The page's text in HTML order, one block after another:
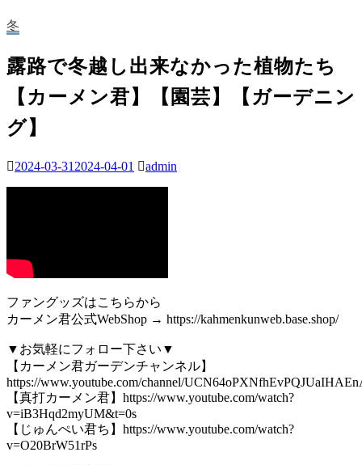
冬
露路で冬越し出来なかった植物たち
【カーメン君】【園芸】【ガーデニン
グ】
2024-03-31 2024-04-01 admin
ファングッズはこちらから
カーメン君公式WebShop → https://kahmenkunweb.base.shop/
▼お気軽にフォロー下さい▼
【カーメン君ガーデンチャンネル】
https://www.youtube.com/channel/
【真打カーメン君】https://www.youtube.com/watch?
v=iB3Hqd2myUM&t=0s
【じゅんぺい君ち】https://www.youtube.com/watch?
v=O20BrW51rPs